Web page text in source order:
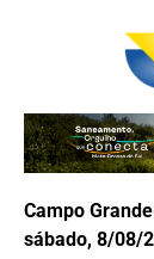
Campo
sábado, 8/08/